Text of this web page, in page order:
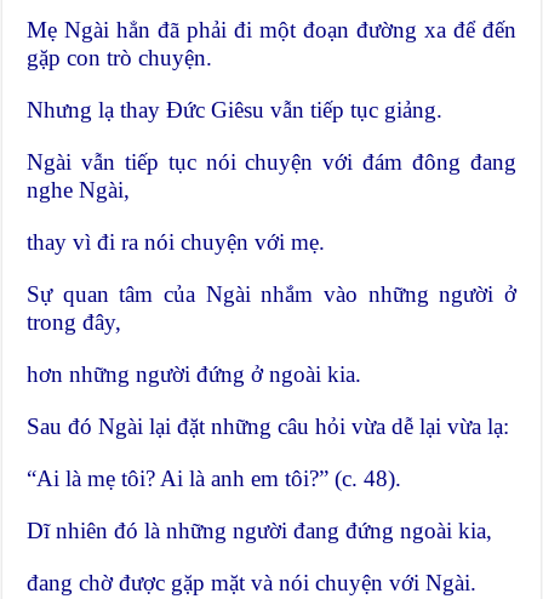
Mẹ Ngài hẳn đã phải đi một đoạn đường xa để đến
gặp con trò chuyện.
Nhưng lạ thay Đức Giêsu vẫn tiếp tục giảng.
Ngài vẫn tiếp tục nói chuyện với đám đông đang
nghe Ngài,
thay vì đi ra nói chuyện với mẹ.
Sự quan tâm của Ngài nhắm vào những người ở
trong đây,
hơn những người đứng ở ngoài kia.
Sau đó Ngài lại đặt những câu hỏi vừa dễ lại vừa lạ:
“Ai là mẹ tôi? Ai là anh em tôi?” (c. 48).
Dĩ nhiên đó là những người đang đứng ngoài kia,
đang chờ được gặp mặt và nói chuyện với Ngài.